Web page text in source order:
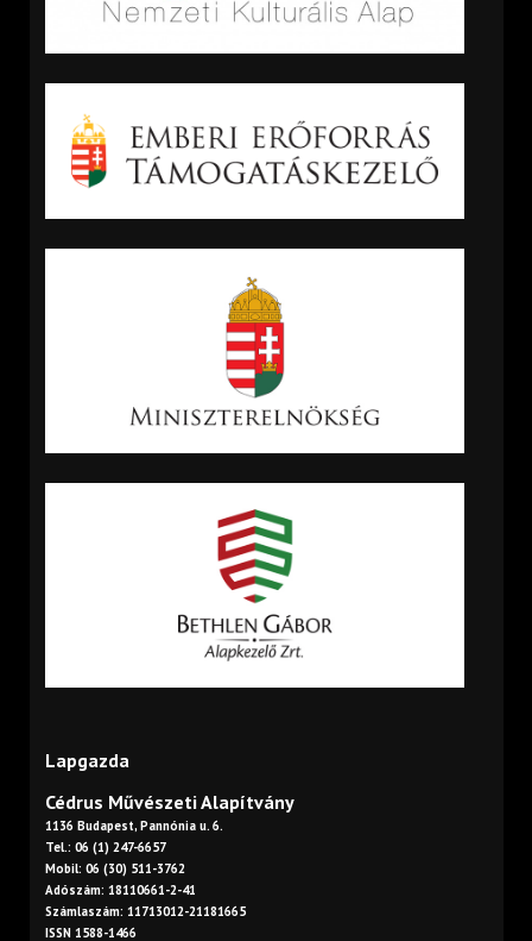
Lapgazda
Cédrus Művészeti Alapítvány
1136 Budapest, Pannónia u. 6.
Tel.: 06 (1) 247-6657
Mobil: 06 (30) 511-3762
Adószám: 18110661-2-41
Számlaszám: 11713012-21181665
ISSN 1588-1466